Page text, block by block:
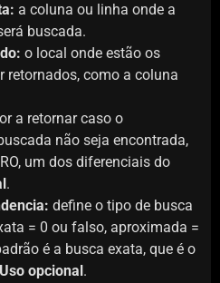
a coluna ou linha onde a
buscada.
o local onde estão os
retornados, como a coluna
a retornar caso o
não seja encontrada,
um dos diferenciais do
.
define o tipo de busca
= 0 ou falso, aproximada =
é a busca exata, que é o
Uso opcional .